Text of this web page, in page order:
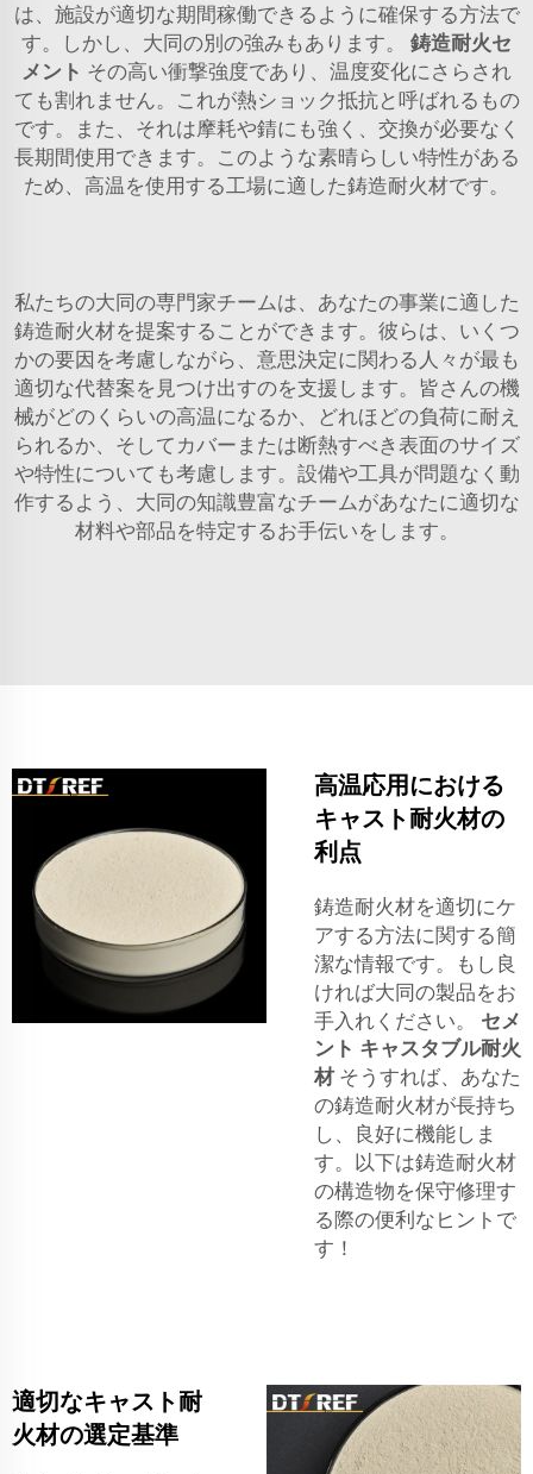
は、施設が適切な期間稼働できるように確保する方法で
す。しかし、大同の別の強みもあります。 鋳造耐火セ
メント その高い衝撃強度であり、温度変化にさらされ
ても割れません。これが熱ショック抵抗と呼ばれるもの
です。また、それは摩耗や錆にも強く、交換が必要なく
長期間使用できます。このような素晴らしい特性がある
ため、高温を使用する工場に適した鋳造耐火材です。
私たちの大同の専門家チームは、あなたの事業に適した
鋳造耐火材を提案することができます。彼らは、いくつ
かの要因を考慮しながら、意思決定に関わる人々が最も
適切な代替案を見つけ出すのを支援します。皆さんの機
械がどのくらいの高温になるか、どれほどの負荷に耐え
られるか、そしてカバーまたは断熱すべき表面のサイズ
や特性についても考慮します。設備や工具が問題なく動
作するよう、大同の知識豊富なチームがあなたに適切な
材料や部品を特定するお手伝いをします。
高温応用における
キャスト耐火材の
利点
鋳造耐火材を適切にケ
アする方法に関する簡
潔な情報です。もし良
ければ大同の製品をお
手入れください。 セメ
ント キャスタブル耐火
材 そうすれば、あなた
の鋳造耐火材が長持ち
し、良好に機能しま
す。以下は鋳造耐火材
の構造物を保守修理す
る際の便利なヒントで
す！
適切なキャスト耐
火材の選定基準